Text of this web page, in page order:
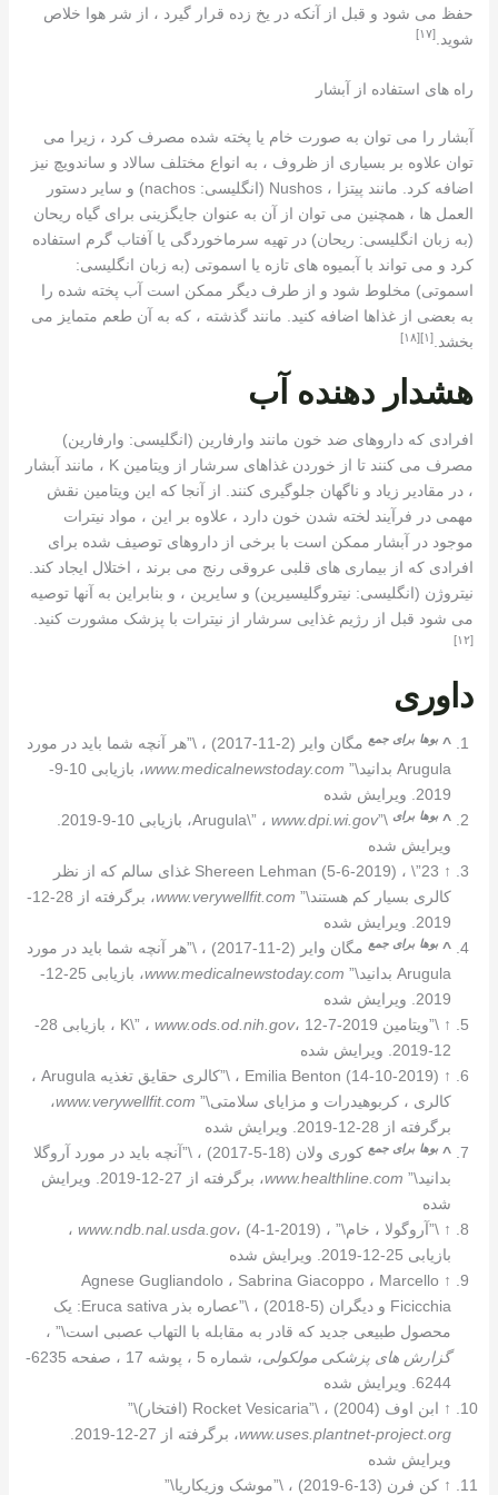
حفظ می شود و قبل از آنکه در یخ زده قرار گیرد ، از شر هوا خلاص
شوید. [١٧]
راه های استفاده از آبشار
آبشار را می توان به صورت خام یا پخته شده مصرف کرد ، زیرا می
توان علاوه بر بسیاری از ظروف ، به انواع مختلف سالاد و ساندویچ نیز
اضافه کرد. مانند پیتزا ، Nushos (انگلیسی: nachos) و سایر دستور
العمل ها ، همچنین می توان از آن به عنوان جایگزینی برای گیاه ریحان
(به زبان انگلیسی: ریحان) در تهیه سرماخوردگی یا آفتاب گرم استفاده
کرد و می تواند با آبمیوه های تازه یا اسموتی (به زبان انگلیسی:
اسموتی) مخلوط شود و از طرف دیگر ممکن است آب پخته شده را
به بعضی از غذاها اضافه کنید. مانند گذشته ، که به آن طعم متمایز می
بخشد. [١] [١٨]
هشدار دهنده آب
افرادی که داروهای ضد خون مانند وارفارین (انگلیسی: وارفارین)
مصرف می کنند تا از خوردن غذاهای سرشار از ویتامین K ، مانند آبشار
، در مقادیر زیاد و ناگهان جلوگیری کنند. از آنجا که این ویتامین نقش
مهمی در فرآیند لخته شدن خون دارد ، علاوه بر این ، مواد نیترات
موجود در آبشار ممکن است با برخی از داروهای توصیف شده برای
افرادی که از بیماری های قلبی عروقی رنج می برند ، اختلال ایجاد کند.
نیتروژن (انگلیسی: نیتروگلیسیرین) و سایرین ، و بنابراین به آنها توصیه
می شود قبل از رژیم غذایی سرشار از نیترات با پزشک مشورت کنید.
[١٢]
داوری
^ بوها برای جمع
مگان وایر (2-11-2017) ، \”هر آنچه شما باید در مورد
Arugula بدانید\”
www.medicalnewstoday.com
، بازیابی 10-9-
2019. ویرایش شده
^ بوها برای \”Arugula\” ،www.dpi.wi.gov
ویرایش شده
↑
Shereen Lehman (5-6-2019) ، \”23 غذای سالم که از نظر
کالری بسیار کم هستند\” www.verywellfit.com
، برگرفته از 28-12-
2019. ویرایش شده
^ بوها برای جمع
مگان وایر (2-11-2017) ، \”هر آنچه شما باید در مورد
Arugula بدانید\”
www.medicalnewstoday.com
، بازیابی 25-12-
2019. ویرایش شده
↑ \”ویتامین K\” ، www.ods.od.nih.gov
، 12-7-2019 ، بازیابی 28-
12-2019. ویرایش شده
↑
Emilia Benton (14-10-2019) ، \”کالری حقایق تغذیه Arugula ،
کالری ، کربوهیدرات و مزایای سلامتی\” www.verywellfit.com،
برگرفته از 28-12-2019. ویرایش شده
^ بوها برای جمع
کوری ولان (18-5-2017) ، \”آنچه باید در مورد آروگلا
بدانید\” www.healthline.com
، برگرفته از 27-12-2019. ویرایش
شده
↑ \”آروگولا ، خام\” ، www.ndb.nal.usda.gov، (4-1-2019) ،
بازیابی 25-12-2019. ویرایش شده
↑ Agnese Gugliandolo ، Sabrina Giacoppo ، Marcello
Ficicchia و دیگران (5-2018) ، \”عصاره بذر Eruca sativa: یک
محصول طبیعی جدید که قادر به مقابله با التهاب عصبی است\” ،
گزارش های پزشکی مولکولی
، شماره 5 ، پوشه 17 ، صفحه 6235-
6244. ویرایش شده
↑ ابن اوف (2004) ، \”Rocket Vesicaria (افتخار)\”
www.uses.plantnet-project.org
ویرایش شده
↑ کن فرن (13-6-2019) ، \”موشک وزیکاریا\”